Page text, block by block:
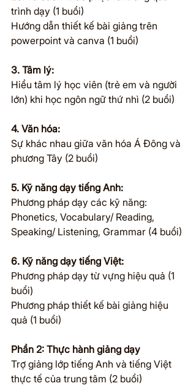
trình dạy (1 buổi)
Hướng dẫn thiết kế bài giảng trên
powerpoint và canva (1 buổi)
3. Tâm lý:
Hiểu tâm lý học viên (trẻ em và người
lớn) khi học ngôn ngữ thứ nhì (2 buổi)
4. Văn hóa:
Sự khác nhau giữa văn hóa Á Đông và
phương Tây (2 buổi)
5. Kỹ năng dạy tiếng Anh:
Phương pháp dạy các kỹ năng:
Phonetics, Vocabulary/ Reading,
Speaking/ Listening, Grammar (4 buổi)
6. Kỹ năng dạy tiếng Việt:
Phương pháp dạy từ vựng hiệu quả (1
buổi)
Phương pháp thiết kế bài giảng hiệu
quả (1 buổi)
Phần 2: Thực hành giảng dạy
Trợ giảng lớp tiếng Anh và tiếng Việt
thực tế của trung tâm (2 buổi)